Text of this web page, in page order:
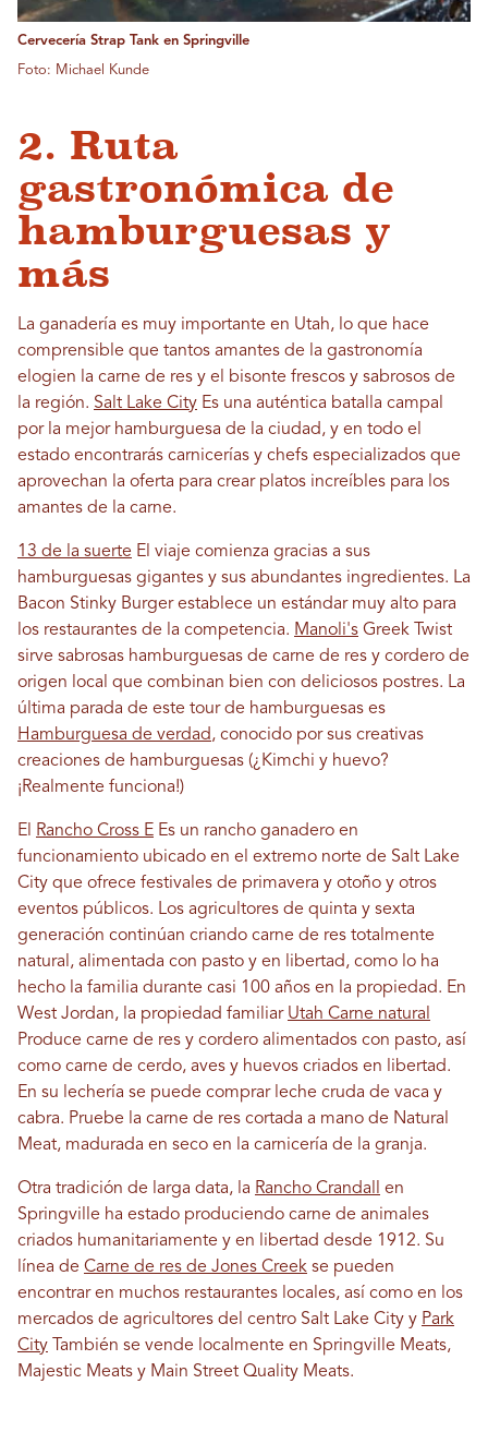
Cervecería Strap Tank en Springville
Foto: Michael Kunde
2. Ruta
gastronómica de
hamburguesas y
más
La ganadería es muy importante en Utah, lo que hace
comprensible que tantos amantes de la gastronomía
elogien la carne de res y el bisonte frescos y sabrosos de
la región. Salt Lake City Es una auténtica batalla campal
por la mejor hamburguesa de la ciudad, y en todo el
estado encontrarás carnicerías y chefs especializados que
aprovechan la oferta para crear platos increíbles para los
amantes de la carne.
13 de la suerte El viaje comienza gracias a sus
hamburguesas gigantes y sus abundantes ingredientes. La
Bacon Stinky Burger establece un estándar muy alto para
los restaurantes de la competencia. Manoli's Greek Twist
sirve sabrosas hamburguesas de carne de res y cordero de
origen local que combinan bien con deliciosos postres. La
última parada de este tour de hamburguesas es
Hamburguesa de verdad, conocido por sus creativas
creaciones de hamburguesas (¿Kimchi y huevo?
¡Realmente funciona!)
El Rancho Cross E Es un rancho ganadero en
funcionamiento ubicado en el extremo norte de Salt Lake
City que ofrece festivales de primavera y otoño y otros
eventos públicos. Los agricultores de quinta y sexta
generación continúan criando carne de res totalmente
natural, alimentada con pasto y en libertad, como lo ha
hecho la familia durante casi 100 años en la propiedad. En
West Jordan, la propiedad familiar Utah Carne natural
Produce carne de res y cordero alimentados con pasto, así
como carne de cerdo, aves y huevos criados en libertad.
En su lechería se puede comprar leche cruda de vaca y
cabra. Pruebe la carne de res cortada a mano de Natural
Meat, madurada en seco en la carnicería de la granja.
Otra tradición de larga data, la Rancho Crandall
en
Springville ha estado produciendo carne de animales
criados humanitariamente y en libertad desde 1912. Su
línea de Carne de res de Jones Creek se pueden
encontrar en muchos restaurantes locales, así como en los
mercados de agricultores del centro Salt Lake City y Park
City También se vende localmente en Springville Meats,
Majestic Meats y Main Street Quality Meats.